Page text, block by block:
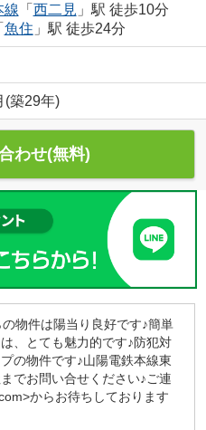
線 「 西二見 」駅 徒歩10分
魚住 」駅 徒歩24分
(築29年)
わせ(無料)
物件は陽当り良好です♪簡単
、とても魅力的です♪防犯対
の物件です♪山陽電鉄本線東
でお問い合せください♪ご連
からお待ちしております